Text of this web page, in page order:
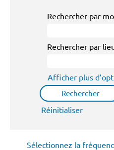
Rechercher par
Rechercher par
Afficher plus
Réinitialiser
Sélectionnez la